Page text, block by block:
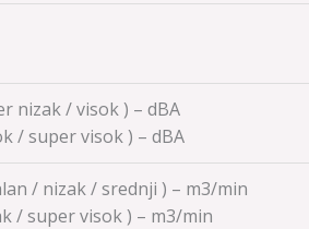
nizak / visok ) – dBA
/ super visok ) – dBA
/ nizak / srednji ) – m3/min
/ super visok ) – m3/min